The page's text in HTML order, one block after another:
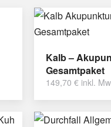
Kalb –
Gesamtpaket
149,70 € inkl.